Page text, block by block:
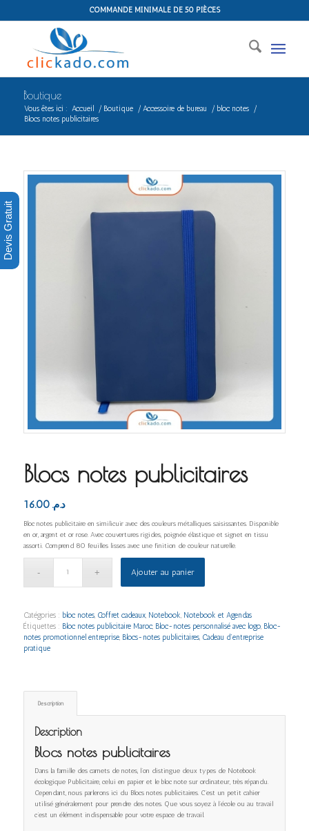
COMMANDE MINIMALE DE 50 PIÈCES
Boutique
Vous êtes ici : Accueil / Boutique / Accessoire de bureau / bloc notes
/
Blocs notes publicitaires
Blocs notes publicitaires
د.م. 16.00
Bloc notes publicitaire en similicuir avec des couleurs métalliques saisissantes. Disponible
en or, argent et or rose. Avec couvertures rigides, poignée élastique et signet en tissu
assorti. Comprend 80 feuilles lisses avec une finition de couleur naturelle.
Ajouter au panier
Catégories : bloc notes, Coffret cadeaux, Notebook, Notebook et Agendas
Étiquettes : Bloc notes publicitaire Maroc, Bloc-notes personnalisé avec logo, Bloc-
notes promotionnel entreprise, Blocs-notes publicitaires, Cadeau d’entreprise
pratique
Description
Description
Blocs notes publicitaires
Dans la famille des carnets de notes, l’on distingue deux types de Notebook
écologique Publicitaire, celui en papier et le bloc note sur ordinateur, très répandu.
Cependant, nous parlerons ici du Blocs notes publicitaires. C’est un petit cahier
utilisé généralement pour prendre des notes. Que vous soyez à l’école ou au travail
c’est un élément indispensable pour votre espace de travail.
Devis Gratuit